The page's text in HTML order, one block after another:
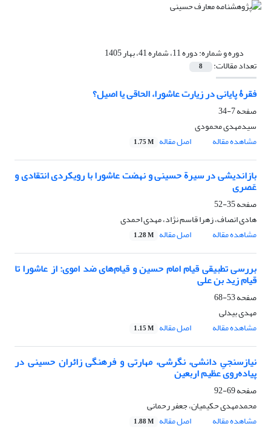
دوره و شماره:دوره 11، شماره 41، بهار 1405
تعداد مقالات: 8
فقرۀ پایانی در زیارت عاشورا، الحاقی یا اصیل؟
صفحه7-34
سیدمهدی محمودی
مشاهده مقاله
اصل مقاله 1.75 M
بازاندیشی در سیرة حسینی و نهضت عاشورا با رویکردی انتقادی و
عَصری
صفحه35-52
هادی انصاف، زهرا قاسم نژاد، مهدی احمدی
مشاهده مقاله
اصل مقاله 1.28 M
بررسی تطبیقی قیام امام حسین و قیام‌های ضد اموی: از عاشورا تا
قیام زید بن علی
صفحه53-68
مهدی بیدلی
مشاهده مقاله
اصل مقاله 1.15 M
نیازسنجیِ دانشی، نگرشی، مهارتی و فرهنگی زائران حسینی در
پیاده‌روی عظیم اربعین
صفحه69-92
محمدمهدی حکیمیان، جعفر رحمانی
مشاهده مقاله
اصل مقاله 1.88 M